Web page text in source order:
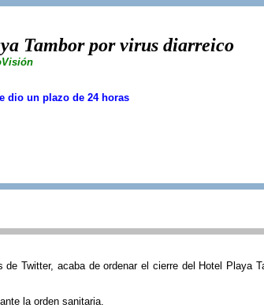
Tambor por virus diarreico
dio un plazo de 24 horas
Twitter, acaba de ordenar el cierre del Hotel Playa
la orden sanitaria.